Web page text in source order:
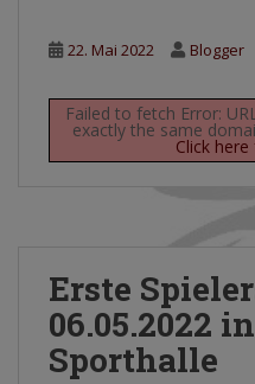
22. Mai 2022 Blogger
Failed to fetch Error:
exactly the same
Click
Erste
06.05.2022
Sporthalle